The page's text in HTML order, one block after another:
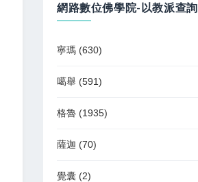
網路數位佛學院-以教派查詢
寧瑪 (630)
噶舉 (591)
格魯 (1935)
薩迦 (70)
覺囊 (2)